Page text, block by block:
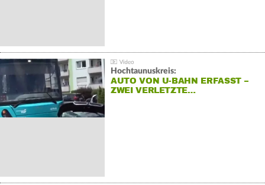
Hochtaunuskreis:
AUTO VON U-BAHN ERFASST –
ZWEI VERLETZTE…